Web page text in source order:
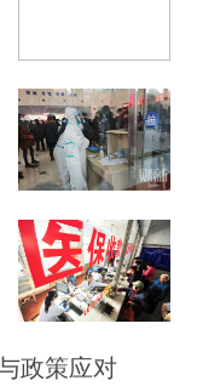
政策应对